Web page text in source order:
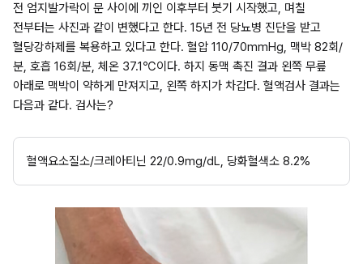
전 엄지발가락이 문 사이에 끼인 이후부터 붓기 시작했고, 며칠
전부터는 사진과 같이 변했다고 한다. 15년 전 당뇨병 진단을 받고
혈당강하제를 복용하고 있다고 한다. 혈압 110/70mmHg, 맥박 82회/
분, 호흡 16회/분, 체온 37.1℃이다. 하지 동맥 촉진 결과 왼쪽 무릎
아래로 맥박이 약하게 만져지고, 왼쪽 하지가 차갑다. 혈액검사 결과는
다음과 같다. 검사는?
혈액요소질소/크레아티닌 22/0.9mg/dL, 당화혈색소 8.2%